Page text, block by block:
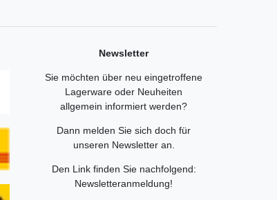
Newsletter
Sie möchten über neu eingetroffene
Lagerware oder Neuheiten
allgemein informiert werden?
Dann melden Sie sich doch für
unseren Newsletter an.
Den Link finden Sie nachfolgend:
Newsletteranmeldung!